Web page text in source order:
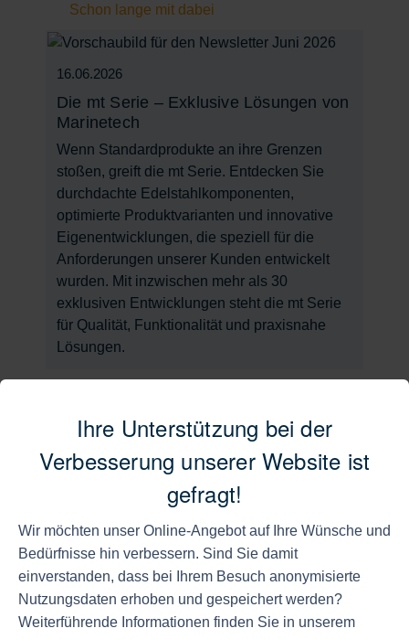
Schon lange mit dabei
16.06.2026
Die mt Serie – Exklusive Lösungen von
Marinetech
Wenn Standardprodukte an ihre Grenzen
stoßen, greift die mt Serie. Entdecken Sie
durchdachte Edelstahlkomponenten,
optimierte Produktvarianten und innovative
Eigenentwicklungen, die speziell für die
Anforderungen unserer Kunden entwickelt
wurden. Mit inzwischen mehr als 30
exklusiven Entwicklungen steht die mt Serie
für Qualität, Funktionalität und praxisnahe
Lösungen.
Wir gratulieren Leon Heckmann
Unser ehemaliger Auszubildender Leon
Heckmann hat seine letzte Prüfung
erfolgreich bestanden und ist nun offiziell
Fachkraft für Lagerlogistik. Besonders schön:
Ihre Unterstützung bei der
Verbesserung unserer Website ist
gefragt!
Wir möchten unser Online-Angebot auf Ihre Wünsche und
Bedürfnisse hin verbessern. Sind Sie damit
einverstanden, dass bei Ihrem Besuch anonymisierte
Nutzungsdaten erhoben und gespeichert werden?
Weiterführende Informationen finden Sie in unserem